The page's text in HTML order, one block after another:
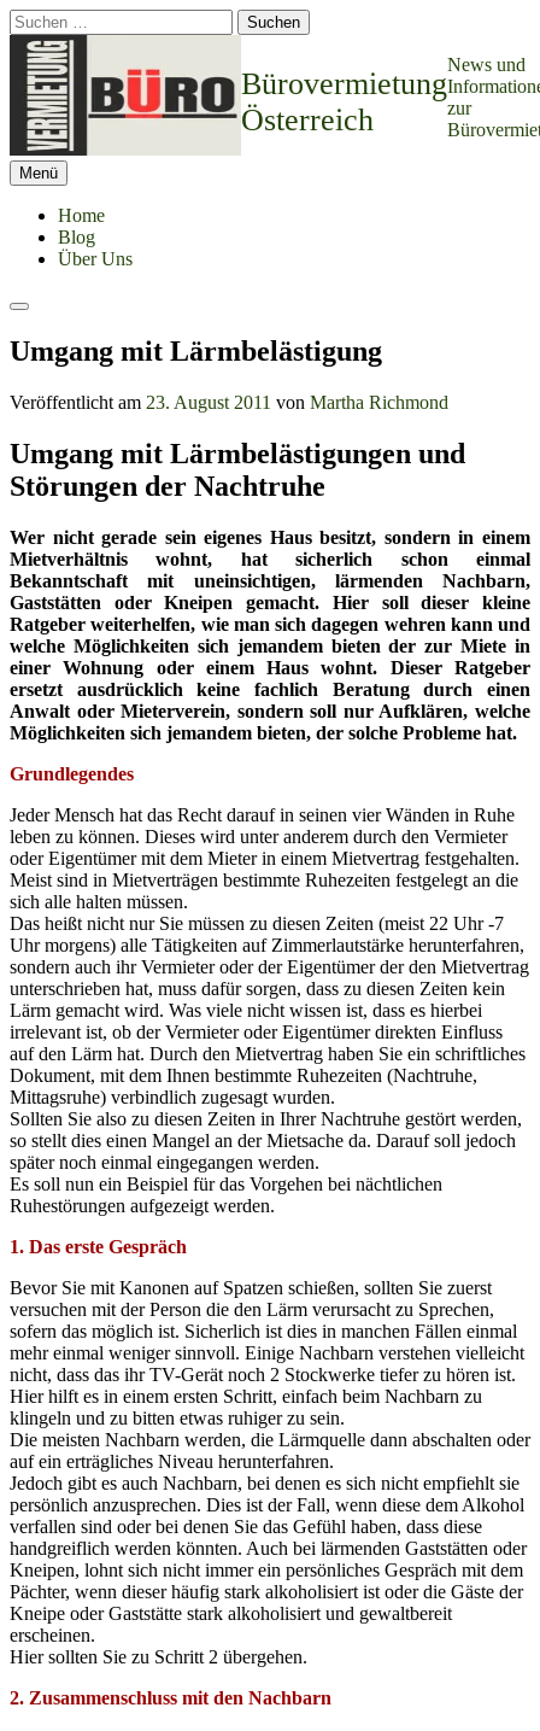
Springe
zum
Inhalt
Suchen
nach:
Bürovermietung
Österreich
News und
zur
Menü
Home
Blog
Über Uns
Suchen
Umgang mit Lärmbelästigung
Veröffentlicht am 23. August 2011 von Martha Richmond
Umgang mit Lärmbelästigungen und
Störungen der Nachtruhe
Wer nicht gerade sein eigenes Haus besitzt, sondern in einem
Mietverhältnis wohnt, hat sicherlich schon einmal
Bekanntschaft mit uneinsichtigen, lärmenden Nachbarn,
Gaststätten oder Kneipen gemacht. Hier soll dieser kleine
Ratgeber weiterhelfen, wie man sich dagegen wehren kann und
welche Möglichkeiten sich jemandem bieten der zur Miete in
einer Wohnung oder einem Haus wohnt. Dieser Ratgeber
ersetzt ausdrücklich keine fachlich Beratung durch einen
Anwalt oder Mieterverein, sondern soll nur Aufklären, welche
Möglichkeiten sich jemandem bieten, der solche Probleme hat.
Grundlegendes
Jeder Mensch hat das Recht darauf in seinen vier Wänden in Ruhe
leben zu können. Dieses wird unter anderem durch den Vermieter
oder Eigentümer mit dem Mieter in einem Mietvertrag festgehalten.
Meist sind in Mietverträgen bestimmte Ruhezeiten festgelegt an die
sich alle halten müssen.
Das heißt nicht nur Sie müssen zu diesen Zeiten (meist 22 Uhr -7
Uhr morgens) alle Tätigkeiten auf Zimmerlautstärke herunterfahren,
sondern auch ihr Vermieter oder der Eigentümer der den Mietvertrag
unterschrieben hat, muss dafür sorgen, dass zu diesen Zeiten kein
Lärm gemacht wird. Was viele nicht wissen ist, dass es hierbei
irrelevant ist, ob der Vermieter oder Eigentümer direkten Einfluss
auf den Lärm hat. Durch den Mietvertrag haben Sie ein schriftliches
Dokument, mit dem Ihnen bestimmte Ruhezeiten (Nachtruhe,
Mittagsruhe) verbindlich zugesagt wurden.
Sollten Sie also zu diesen Zeiten in Ihrer Nachtruhe gestört werden,
so stellt dies einen Mangel an der Mietsache da. Darauf soll jedoch
später noch einmal eingegangen werden.
Es soll nun ein Beispiel für das Vorgehen bei nächtlichen
Ruhestörungen aufgezeigt werden.
1. Das erste Gespräch
Bevor Sie mit Kanonen auf Spatzen schießen, sollten Sie zuerst
versuchen mit der Person die den Lärm verursacht zu Sprechen,
sofern das möglich ist. Sicherlich ist dies in manchen Fällen einmal
mehr einmal weniger sinnvoll. Einige Nachbarn verstehen vielleicht
nicht, dass das ihr TV-Gerät noch 2 Stockwerke tiefer zu hören ist.
Hier hilft es in einem ersten Schritt, einfach beim Nachbarn zu
klingeln und zu bitten etwas ruhiger zu sein.
Die meisten Nachbarn werden, die Lärmquelle dann abschalten oder
auf ein erträgliches Niveau herunterfahren.
Jedoch gibt es auch Nachbarn, bei denen es sich nicht empfiehlt sie
persönlich anzusprechen. Dies ist der Fall, wenn diese dem Alkohol
verfallen sind oder bei denen Sie das Gefühl haben, dass diese
handgreiflich werden könnten. Auch bei lärmenden Gaststätten oder
Kneipen, lohnt sich nicht immer ein persönliches Gespräch mit dem
Pächter, wenn dieser häufig stark alkoholisiert ist oder die Gäste der
Kneipe oder Gaststätte stark alkoholisiert und gewaltbereit
erscheinen.
Hier sollten Sie zu Schritt 2 übergehen.
2. Zusammenschluss mit den Nachbarn